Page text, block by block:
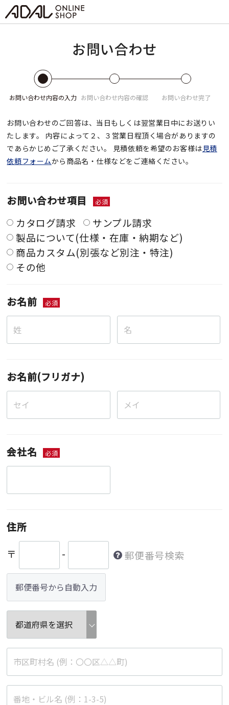
お問い合わせ
お問い合わせ内容の入力 お問い合わせ内容の確認 お問い合わせ完了
お問い合わせのご回答は、当日もしくは翌営業日中にお送りい
たします。
内容によって２、３営業日程頂く場合がありますの
であらかじめご了承ください。
見積依頼を希望のお客様は見積
依頼フォームから商品名・仕様などをご連絡ください。
お問い合わせ項目 必須
カタログ請求
サンプル請求
製品について(仕様・在庫・納期など)
商品カスタム(別張など別注・特注)
その他
お名前 必須
お名前(フリガナ)
会社名 必須
住所
〒
- 郵便番号検索
郵便番号から自動入力